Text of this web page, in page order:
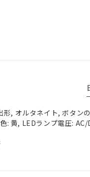
, オルタネイト, ボタン
: 黄, LEDランプ電圧: AC/